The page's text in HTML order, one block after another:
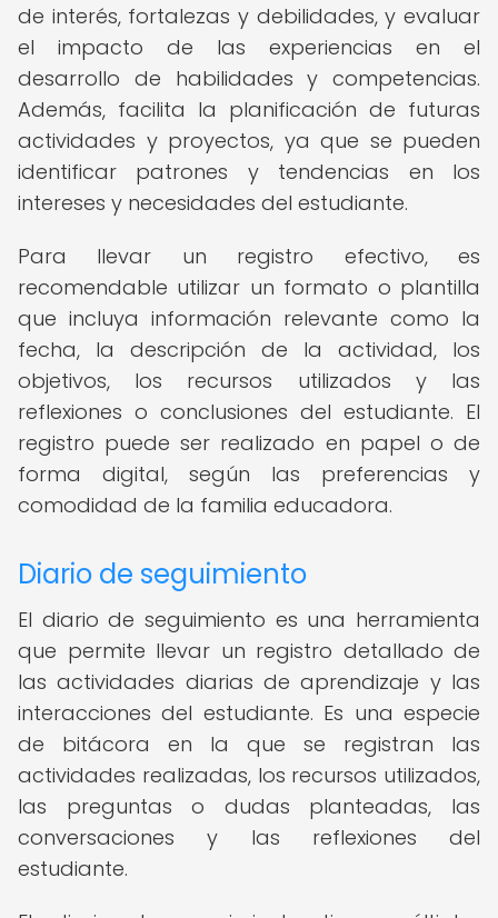
de interés, fortalezas y debilidades, y evaluar
el impacto de las experiencias en el
desarrollo de habilidades y competencias.
Además, facilita la planificación de futuras
actividades y proyectos, ya que se pueden
identificar patrones y tendencias en los
intereses y necesidades del estudiante.
Para llevar un registro efectivo, es
recomendable utilizar un formato o plantilla
que incluya información relevante como la
fecha, la descripción de la actividad, los
objetivos, los recursos utilizados y las
reflexiones o conclusiones del estudiante. El
registro puede ser realizado en papel o de
forma digital, según las preferencias y
comodidad de la familia educadora.
Diario de seguimiento
El diario de seguimiento es una herramienta
que permite llevar un registro detallado de
las actividades diarias de aprendizaje y las
interacciones del estudiante. Es una especie
de bitácora en la que se registran las
actividades realizadas, los recursos utilizados,
las preguntas o dudas planteadas, las
conversaciones y las reflexiones del
estudiante.